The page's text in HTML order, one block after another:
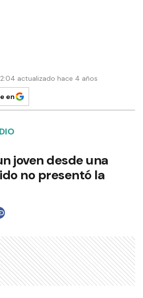
actualizado hace 4 años
en
joven desde una
no presentó la